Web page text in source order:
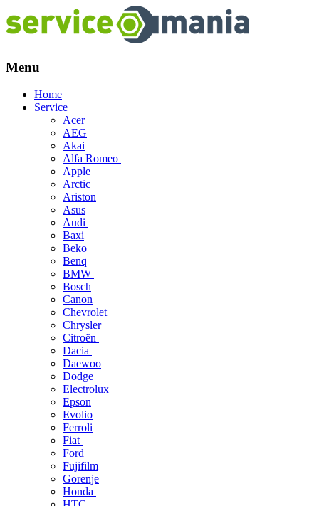
Menu
Skip
Home
Service
Acer
AEG
Akai
Alfa Romeo
Apple
Arctic
Ariston
Asus
Audi
Baxi
Beko
Benq
BMW
Bosch
Canon
Chevrolet
Chrysler
Citroën
Dacia
Daewoo
Dodge
Electrolux
Epson
Evolio
Ferroli
Fiat
Ford
Fujifilm
Gorenje
Honda